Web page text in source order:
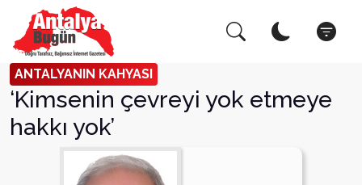
ANTALYANIN KAHYASI
‘Kimsenin çevreyi yok etmeye
hakkı yok’
Arama Yap! Kapat